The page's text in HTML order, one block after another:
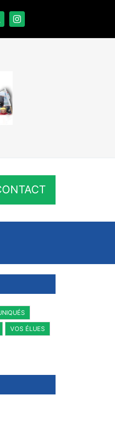
VOS ÉLUES